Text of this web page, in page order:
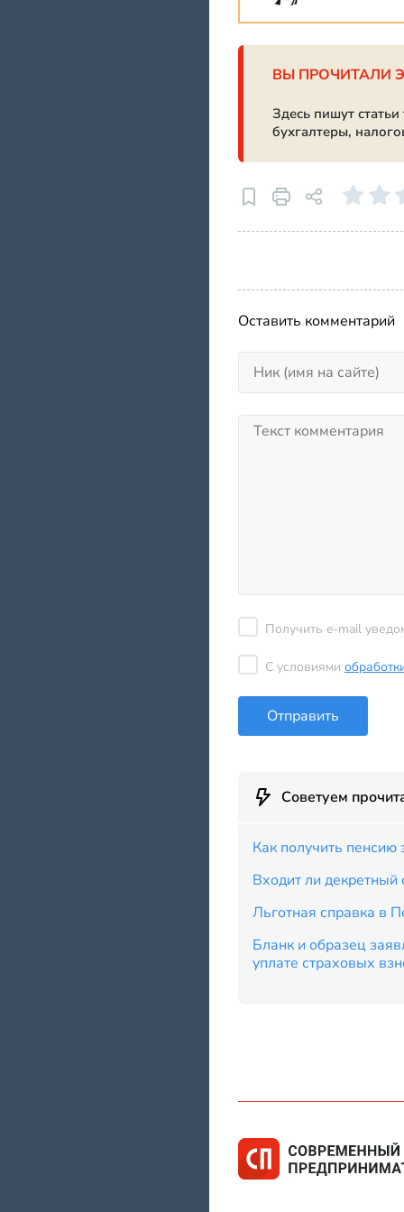
ВЫ ПРОЧИТАЛИ
Здесь пишут
бухгалтеры,
Оставить комментарий
Получить e-mail
С условиями
Отправить
Советуем
Как получить пенсию
Входит ли декретный
Льготная справка в
Бланк и образец
уплате страховых